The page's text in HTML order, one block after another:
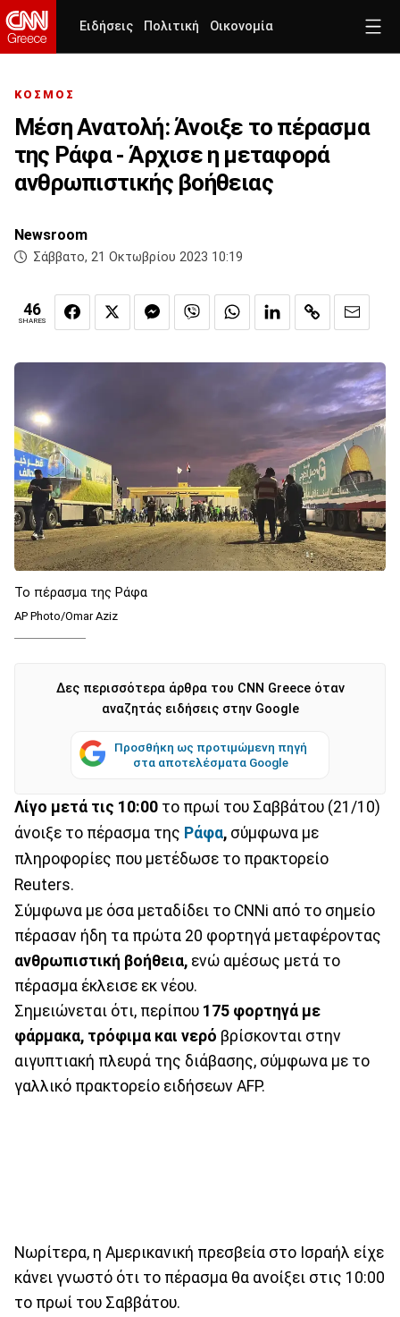
Ειδήσεις Πολιτική Οικονομία
ΚΟΣΜΟΣ
Μέση Ανατολή: Άνοιξε το πέρασμα
της Ράφα - Άρχισε η μεταφορά
ανθρωπιστικής βοήθειας
Newsroom
Σάββατο, 21 Οκτωβρίου 2023 10:19
46
SHARES
Το πέρασμα της Ράφα
AP Photo/Omar Aziz
Δες περισσότερα άρθρα του CNN Greece όταν
αναζητάς ειδήσεις στην Google
Προσθήκη ως προτιμώμενη πηγή
στα αποτελέσματα Google
Λίγο μετά τις 10:00 το πρωί του Σαββάτου (21/10)
άνοιξε το πέρασμα της Ράφα, σύμφωνα με
πληροφορίες που μετέδωσε το πρακτορείο
Reuters.
Σύμφωνα με όσα μεταδίδει το CNNi από το σημείο
πέρασαν ήδη τα πρώτα 20 φορτηγά μεταφέροντας
ανθρωπιστική βοήθεια, ενώ αμέσως μετά το
πέρασμα έκλεισε εκ νέου.
Σημειώνεται ότι, περίπου 175 φορτηγά με
φάρμακα, τρόφιμα και νερό βρίσκονται στην
αιγυπτιακή πλευρά της διάβασης, σύμφωνα με το
γαλλικό πρακτορείο ειδήσεων AFP.
Νωρίτερα, η Αμερικανική πρεσβεία στο Ισραήλ είχε
κάνει γνωστό ότι το πέρασμα θα ανοίξει στις 10:00
το πρωί του Σαββάτου.